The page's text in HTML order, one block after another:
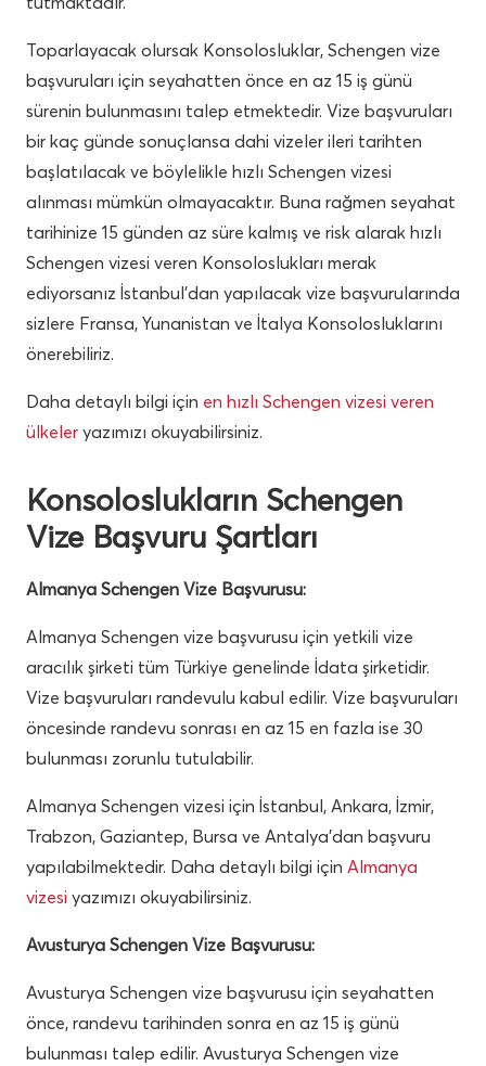
Toparlayacak olursak Konsolosluklar, Schengen vize
başvuruları için seyahatten önce en az 15 iş günü
sürenin bulunmasını talep etmektedir. Vize başvuruları
bir kaç günde sonuçlansa dahi vizeler ileri tarihten
başlatılacak ve böylelikle hızlı Schengen vizesi
alınması mümkün olmayacaktır. Buna rağmen seyahat
tarihinize 15 günden az süre kalmış ve risk alarak hızlı
Schengen vizesi veren Konsoloslukları merak
ediyorsanız İstanbul’dan yapılacak vize başvurularında
sizlere Fransa, Yunanistan ve İtalya Konsolosluklarını
önerebiliriz.
Daha detaylı bilgi için en hızlı Schengen vizesi veren
ülkeler yazımızı okuyabilirsiniz.
Konsoloslukların Schengen
Vize Başvuru Şartları
Almanya Schengen Vize Başvurusu:
Almanya Schengen vize başvurusu için yetkili vize
aracılık şirketi tüm Türkiye genelinde İdata şirketidir.
Vize başvuruları randevulu kabul edilir. Vize başvuruları
öncesinde randevu sonrası en az 15 en fazla ise 30
bulunması zorunlu tutulabilir.
Almanya Schengen vizesi için İstanbul, Ankara, İzmir,
Trabzon, Gaziantep, Bursa ve Antalya’dan başvuru
yapılabilmektedir. Daha detaylı bilgi için Almanya
vizesi yazımızı okuyabilirsiniz.
Avusturya Schengen Vize Başvurusu:
Avusturya Schengen vize başvurusu için seyahatten
önce, randevu tarihinden sonra en az 15 iş günü
bulunması talep edilir. Avusturya Schengen vize